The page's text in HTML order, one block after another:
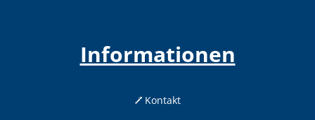
Informationen
Kontakt